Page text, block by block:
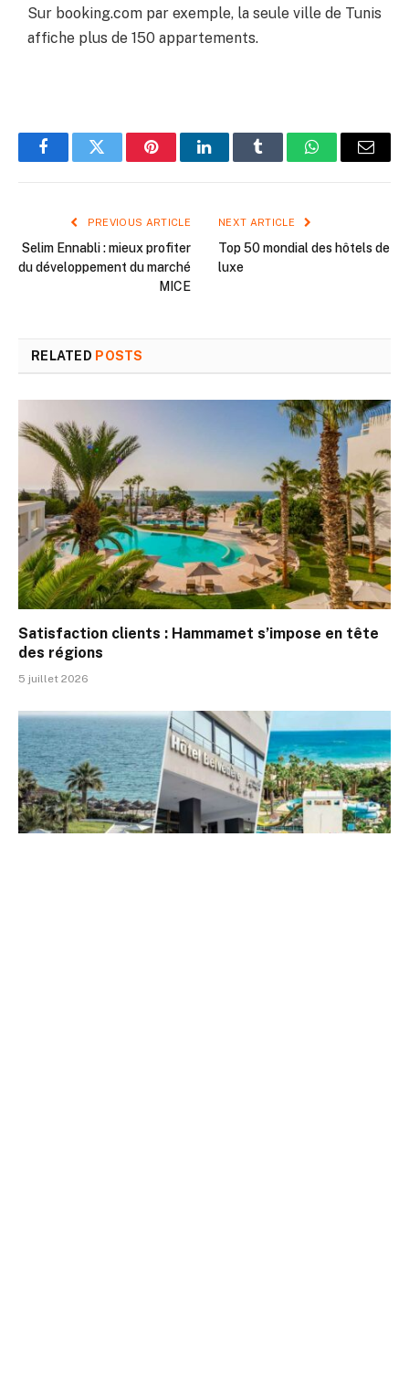
Sur booking.com par exemple, la seule ville de Tunis
affiche plus de 150 appartements.
FacebookTwitter PinterestLinkedInTumblr WhatsAppEmail
PREVIOUS ARTICLE
Selim Ennabli : mieux profiter
du développement du marché
MICE
NEXT ARTICLE
Top 50 mondial des hôtels de
luxe
RELATED POSTS
Satisfaction clients : Hammamet s’impose en tête
des régions
5 juillet 2026